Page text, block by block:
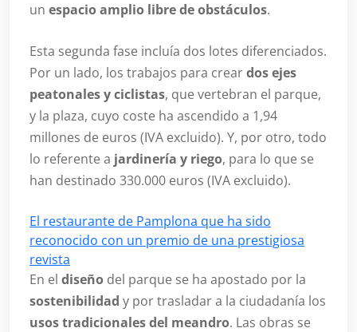
un espacio amplio libre de obstáculos.
Esta segunda fase incluía dos lotes diferenciados.
Por un lado, los trabajos para creardos ejes
peatonales y ciclistas, que vertebran el parque,
y la plaza, cuyo coste ha ascendido a 1,94
millones de euros (IVA excluido). Y, por otro, todo
lo referente a jardinería y riego, para lo que se
han destinado 330.000 euros (IVA excluido).
El restaurante de Pamplona que ha sido
reconocido con un premio de una prestigiosa
revista
En el diseño del parque se ha apostado por la
sostenibilidad y por trasladar a la ciudadanía los
usos tradicionales del meandro. Las obras se